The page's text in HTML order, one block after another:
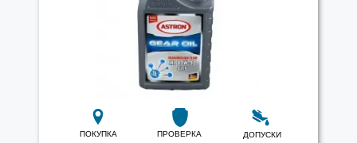
ПОКУПКА ПРОВЕРКА ДОПУСКИ